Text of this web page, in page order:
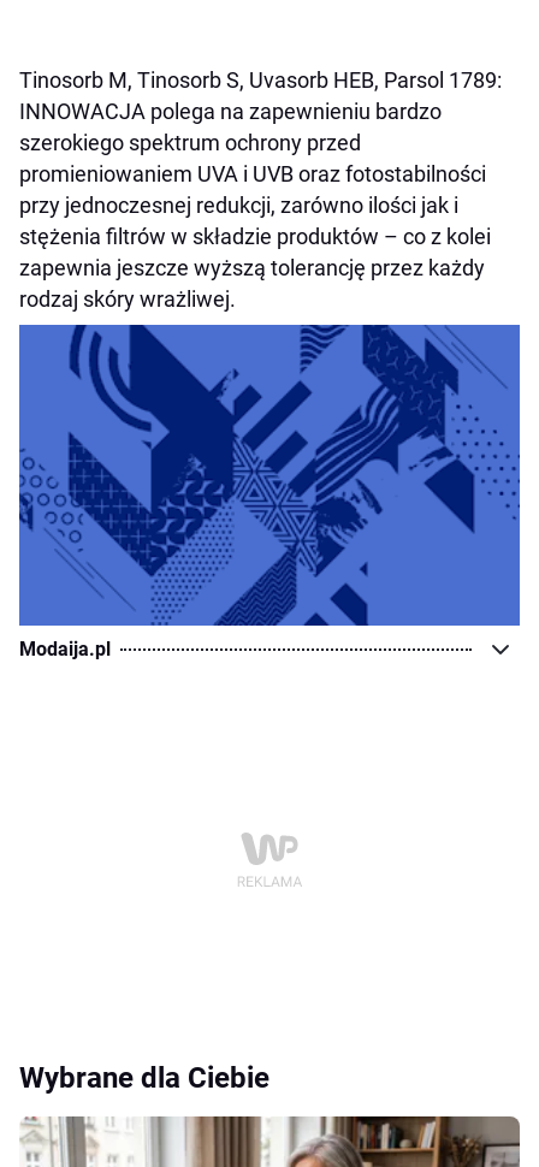
Tinosorb M, Tinosorb S, Uvasorb HEB, Parsol 1789:
INNOWACJA polega na zapewnieniu bardzo
szerokiego spektrum ochrony przed
promieniowaniem UVA i UVB oraz fotostabilności
przy jednoczesnej redukcji, zarówno ilości jak i
stężenia filtrów w składzie produktów – co z kolei
zapewnia jeszcze wyższą tolerancję przez każdy
rodzaj skóry wrażliwej.
Modaija.pl
Wybrane dla Ciebie